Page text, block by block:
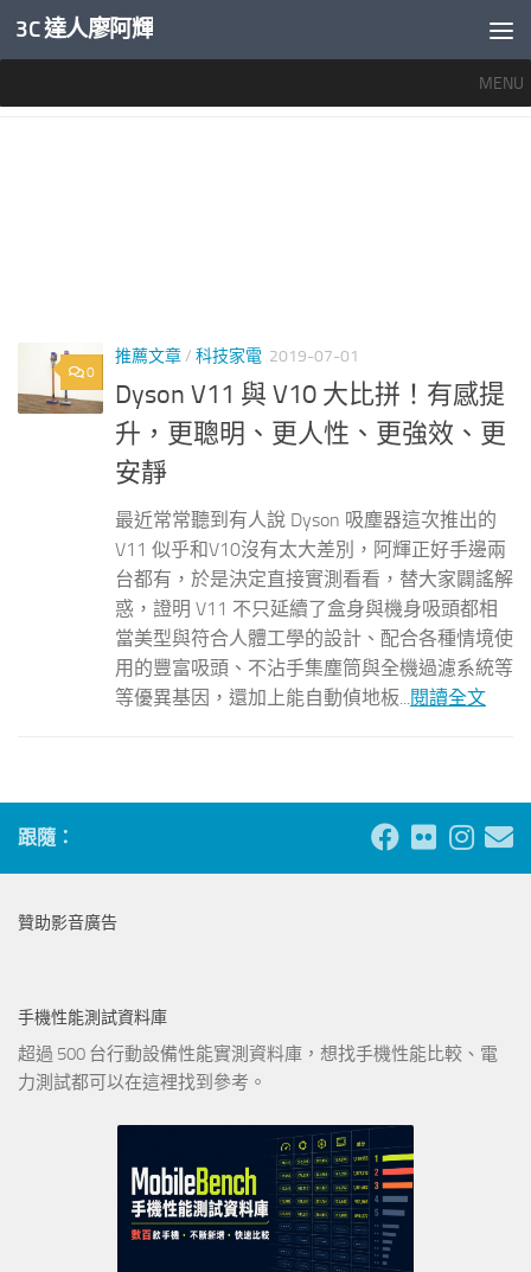
內文下方
3C 達人廖阿輝
MENU
0
推薦文章/ 科技家電 2019-07-01
Dyson V11 與 V10 大比拼！有感提
升，更聰明、更人性、更強效、更
安靜
最近常常聽到有人說 Dyson 吸塵器這次推出的
V11 似乎和V10沒有太大差別，阿輝正好手邊兩
台都有，於是決定直接實測看看，替大家闢謠解
惑，證明 V11 不只延續了盒身與機身吸頭都相
當美型與符合人體工學的設計、配合各種情境使
用的豐富吸頭、不沾手集塵筒與全機過濾系統等
等優異基因，還加上能自動偵地板...閱讀全文
跟隨：
贊助影音廣告
手機性能測試資料庫
超過 500 台行動設備性能實測資料庫，想找手機性能比較、電
力測試都可以在這裡找到參考。